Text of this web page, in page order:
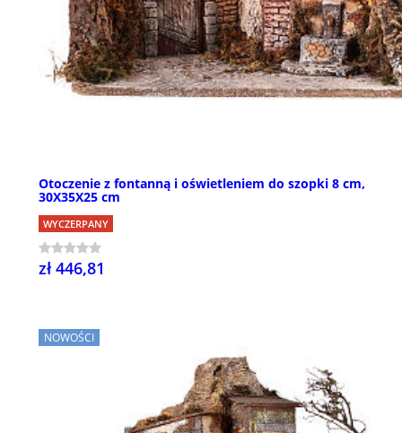
Otoczenie z fontanną i oświetleniem do szopki 8 cm,
30X35X25 cm
WYCZERPANY
zł 446,81
NOWOŚCI